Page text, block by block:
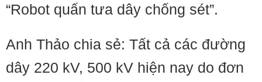
“Robot quấn tưa dây chống sét”.
Anh Thảo chia sẻ: Tất cả các đường
dây 220 kV, 500 kV hiện nay do đơn